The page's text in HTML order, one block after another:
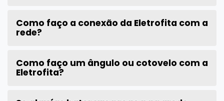
Como faço a conexão da Eletrofita com a
rede?
Como faço um ângulo ou cotovelo com a
Eletrofita?